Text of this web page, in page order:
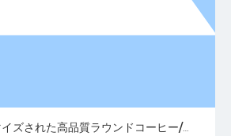
ズされた高品質ラウンドコーヒー/お